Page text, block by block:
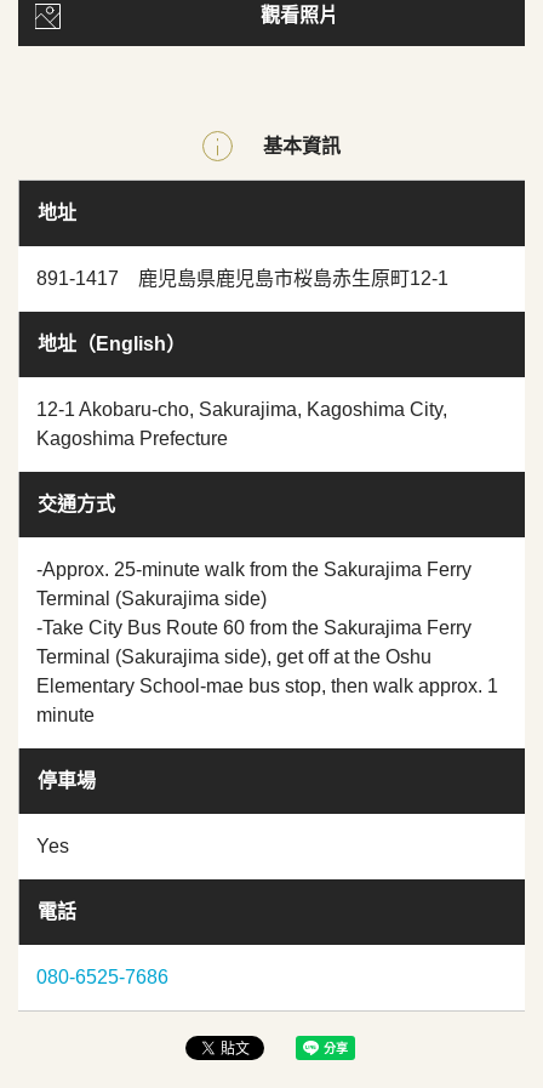
觀看照片
基本資訊
地址
891-1417 鹿児島県鹿児島市桜島赤生原町12-1
地址（English）
12-1 Akobaru-cho, Sakurajima, Kagoshima City,
Kagoshima Prefecture
交通方式
-Approx. 25-minute walk from the Sakurajima Ferry
Terminal (Sakurajima side)
-Take City Bus Route 60 from the Sakurajima Ferry
Terminal (Sakurajima side), get off at the Oshu
Elementary School-mae bus stop, then walk approx. 1
minute
停車場
Yes
電話
080-6525-7686